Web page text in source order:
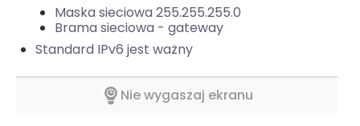
Maska sieciowa 255.255.255.0
Brama sieciowa - gateway
Standard IPv6 jest ważny
Nie wygaszaj ekranu